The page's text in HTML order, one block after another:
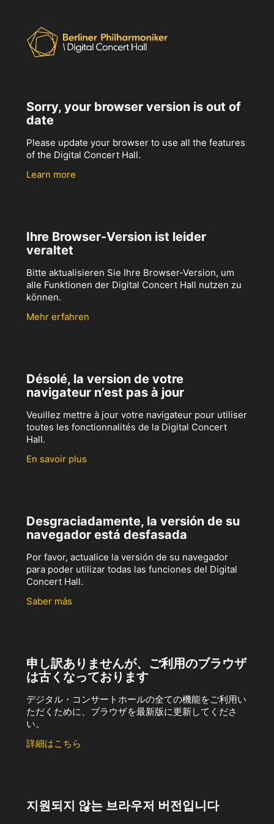
Sorry, your browser version is out of
date
Please update your browser to use all the features
of the Digital Concert Hall.
Learn more
Ihre Browser-Version ist leider
veraltet
Bitte aktualisieren Sie Ihre Browser-Version, um
alle Funktionen der Digital Concert Hall nutzen zu
können.
Mehr erfahren
Désolé, la version de votre
navigateur n’est pas à jour
Veuillez mettre à jour votre navigateur pour utiliser
toutes les fonctionnalités de la Digital Concert
Hall.
En savoir plus
Desgraciadamente, la versión de su
navegador está desfasada
Por favor, actualice la versión de su navegador
para poder utilizar todas las funciones del Digital
Concert Hall.
Saber más
申し訳ありませんが、ご利用のブラウザ
は古くなっております
デジタル・コンサートホールの全ての機能をご利用い
ただくために、ブラウザを最新版に更新してくださ
い。
詳細はこちら
지원되지 않는 브라우저 버전입니다